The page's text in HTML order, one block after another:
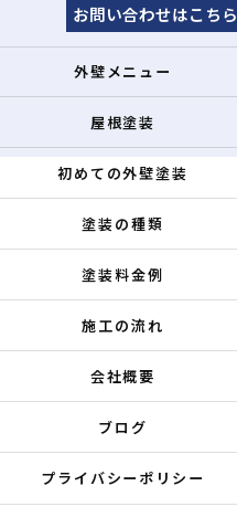
お問い合わせはこちら
外壁メニュー
屋根塗装
初めての外壁塗装
塗装の種類
塗装料金例
施工の流れ
会社概要
ブログ
プライバシーポリシー